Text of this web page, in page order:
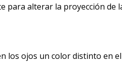
alterar la proyección de
los ojos un color distinto en